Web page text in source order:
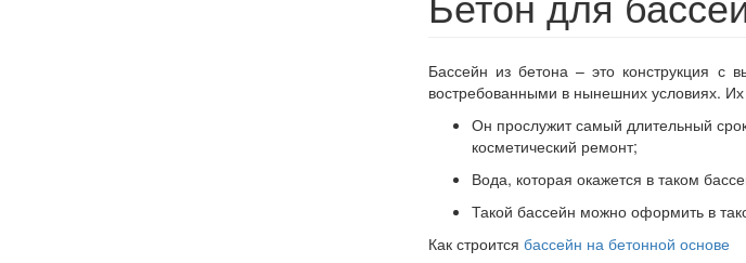
Бассейн из бетона – это конструкция с
востребованными в нынешних условиях.
Он прослужит самый длительный
косметический ремонт;
Вода, которая окажется в таком
Такой бассейн можно оформить в
Как строится бассейн на бетонной основе